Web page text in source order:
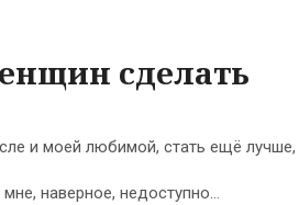
сделать
и моей любимой, стать ещё лучше,
наверное, недоступно…